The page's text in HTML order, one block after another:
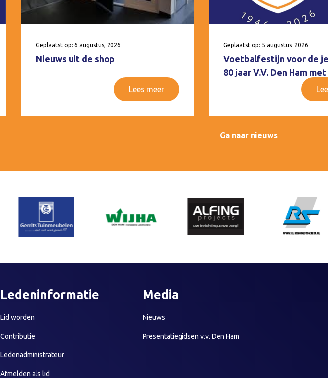
Geplaatst op: 6 augustus, 2026
Nieuws uit de shop
Lees meer
Geplaatst op: 5 augustus, 2026
Voetbalfestijn voor de
80 jaar V.V. Den Ham
Ga naar nieuws
Ledeninformatie
Lid worden
Contributie
Ledenadministrateur
Afmelden als lid
Media
Nieuws
Presentatiegidsen v.v. Den Ham